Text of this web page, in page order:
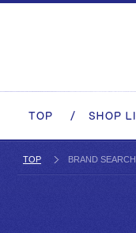
TOP BRAND SEARCH